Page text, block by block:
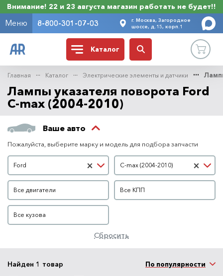
Внимание! 22 и 23 августа магазин работать не будет!!
Меню 8-800-301-07-03
г. Москва, Загородное
шоссе, д.15, корп.1
Каталог
Главная Каталог Электрические элементы и датчики
Лампы указателя поворота Ford
C-max (2004-2010)
Ваше авто
Пожалуйста, выберите марку и модель для подбора запчасти
Марка автомобиля
×
Ford
Модель автомобиля
×
C-max (2004-2010)
Двигатель
Все двигатели
КПП
Все КПП
Кузов
Все кузова
Сбросить
Найден 1 товар По популярности